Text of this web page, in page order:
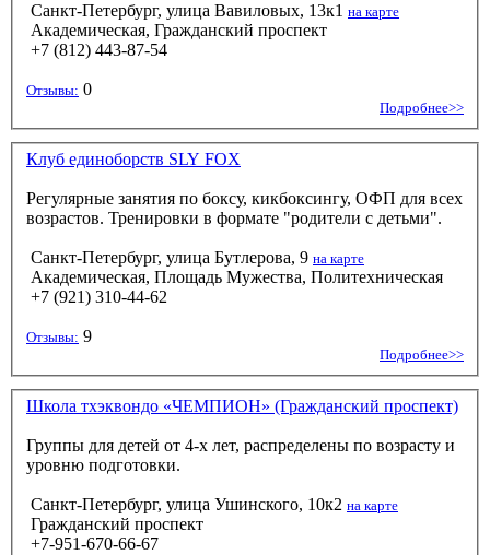
Санкт-Петербург, улица Вавиловых, 13к1 на карте
Академическая, Гражданский проспект
+7 (812) 443-87-54
Отзывы: 0
Подробнее>>
Клуб единоборств SLY FOX
Регулярные занятия по боксу, кикбоксингу, ОФП для всех
возрастов. Тренировки в формате "родители с детьми".
Санкт-Петербург, улица Бутлерова, 9 на карте
Академическая, Площадь Мужества, Политехническая
+7 (921) 310-44-62
Отзывы: 9
Подробнее>>
Школа тхэквондо «ЧЕМПИОН» (Гражданский проспект)
Группы для детей от 4-х лет, распределены по возрасту и
уровню подготовки.
Санкт-Петербург, улица Ушинского, 10к2 на карте
Гражданский проспект
+7-951-670-66-67